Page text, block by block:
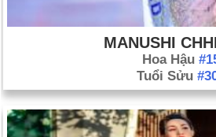
MANUSHI
Hoa Hậu
Tuổi Sửu